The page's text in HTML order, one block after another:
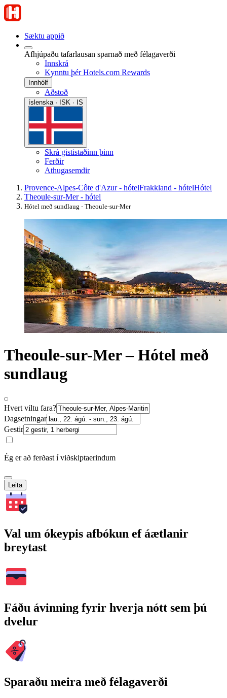
Sæktu appið
Afhjúpaðu tafarlausan sparnað með félagaverði
Innskrá
Kynntu þér Hotels.com Rewards
Innhólf
Aðstoð
íslenska · ISK · IS
Skrá gististaðinn þinn
Ferðir
Athugasemdir
Provence-Alpes-Côte d'Azur - hótelFrakkland - hótelHótel
Theoule-sur-Mer - hótel
Hótel með sundlaug - Theoule-sur-Mer
Theoule-sur-Mer – Hótel með
sundlaug
Hvert viltu fara?
Dagsetningar
Gestir
Ég er að ferðast í viðskiptaerindum
Leita
Val um ókeypis afbókun ef áætlanir
breytast
Fáðu ávinning fyrir hverja nótt sem þú
dvelur
Sparaðu meira með félagaverði